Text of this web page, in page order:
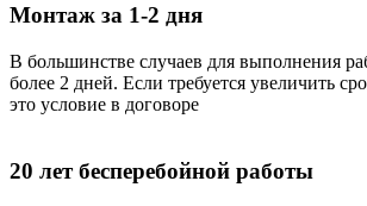
Монтаж за 1-2 дня
В большинстве случаев для выполнения
более 2 дней. Если требуется увеличить
это условие в договоре
20 лет бесперебойной работы